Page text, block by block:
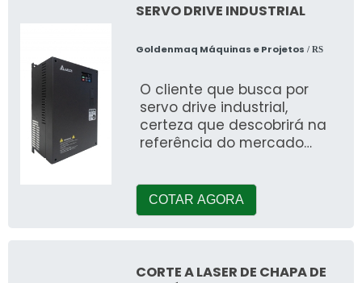
SERVO DRIVE INDUSTRIAL
Goldenmaq Máquinas e Projetos / RS
O cliente que busca por
servo drive industrial,
certeza que descobrirá na
referência do mercado
temática é
COTAR AGORA
CORTE A LASER DE CHAPA DE